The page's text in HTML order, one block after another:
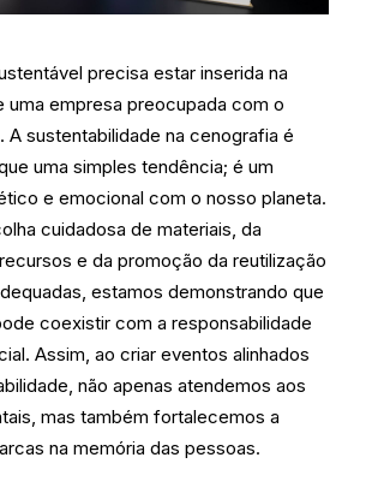
precisa estar inserida na
uma empresa preocupada com o
A sustentabilidade na cenografia é
uma simples tendência; é um
e emocional com o nosso planeta.
cuidadosa de materiais, da
e da promoção da reutilização
estamos demonstrando que
coexistir com a responsabilidade
Assim, ao criar eventos alinhados
não apenas atendemos aos
mas também fortalecemos a
na memória das pessoas.